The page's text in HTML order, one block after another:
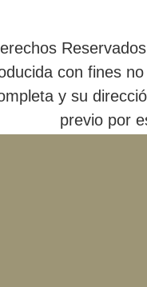
con fines
y su
previo por